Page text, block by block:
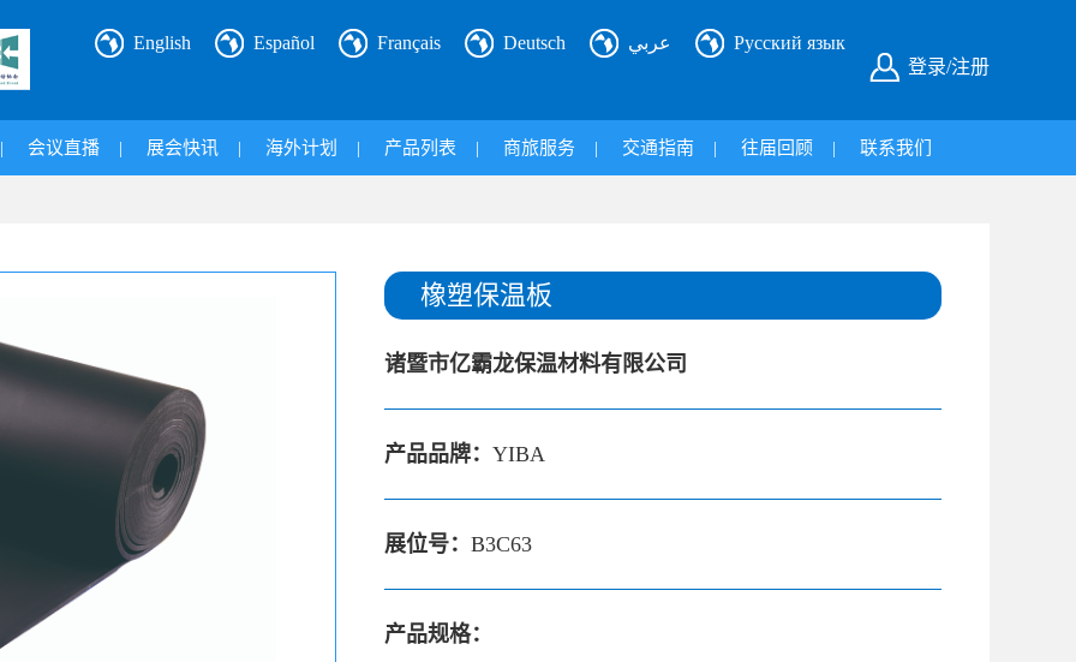
登录/注册
English Español Français Deutsch عربي Русский язык
| 会议直播 | 展会快讯 | 海外计划 | 产品列表 | 商旅服务 | 交通指南 | 往届回顾 | 联系我们
橡塑保温板
诸暨市亿霸龙保温材料有限公司
产品品牌： YIBA
展位号： B3C63
产品规格：